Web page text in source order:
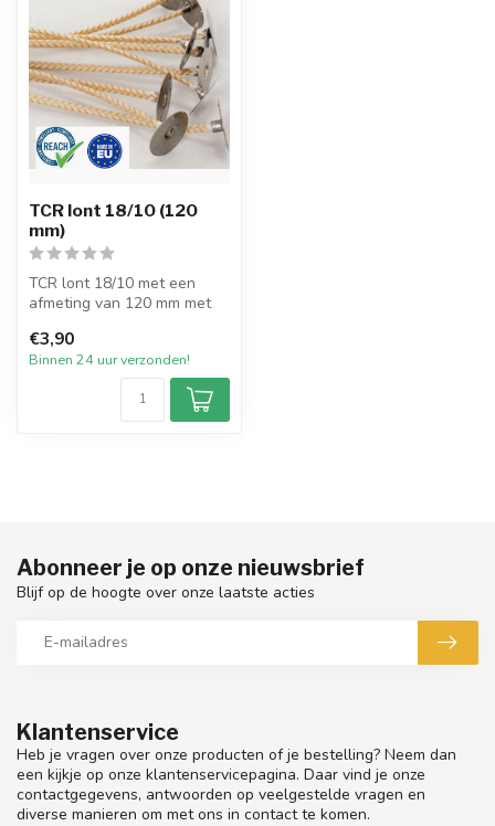
TCR lont 18/10 (120
mm)
TCR lont 18/10 met een
afmeting van 120 mm met
verpakt per 2...
€3,90
Binnen 24 uur verzonden!
Klantenservice
Heb je vragen over onze producten of je bestelling? Neem dan
een kijkje op onze klantenservicepagina. Daar vind je onze
contactgegevens, antwoorden op veelgestelde vragen en
diverse manieren om met ons in contact te komen.
Abonneer je op onze nieuwsbrief
Blijf op de hoogte over onze laatste acties